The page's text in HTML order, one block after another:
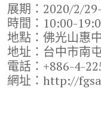
展期：2020/2/
時間：10:00-
地點：佛光山惠
地址：台中市南
電話：+886-4-
網址：http://